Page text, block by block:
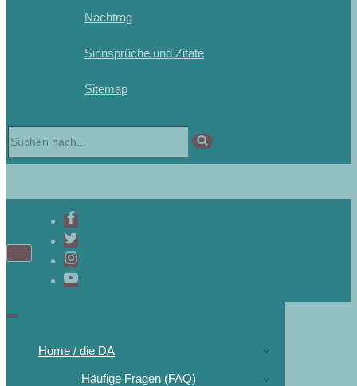
Nachtrag
Sinnsprüche und Zitate
Sitemap
Navigations-
Navigations-
Home / die DA
Häufige Fragen (FAQ)